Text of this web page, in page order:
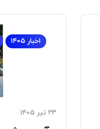
اخبار ۱۴۰۵
۲۳ تیر ۱۴۰۵